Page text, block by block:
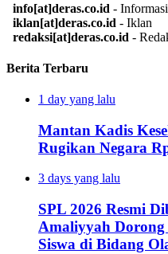
info[at]deras.co.id - Informasi
iklan[at]deras.co.id - Iklan
redaksi[at]deras.co.id -
Berita Terbaru
1 day yang lalu
Mantan Kadis
Rugikan Negara
3 days yang lalu
SPL 2026 Resmi
Amaliyyah Dorong
Siswa di Bidang